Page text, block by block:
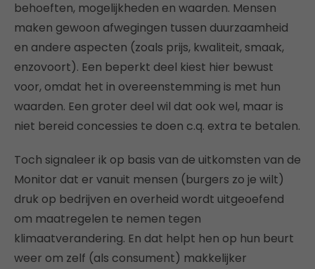
behoeften, mogelijkheden en waarden. Mensen
maken gewoon afwegingen tussen duurzaamheid
en andere aspecten (zoals prijs, kwaliteit, smaak,
enzovoort). Een beperkt deel kiest hier bewust
voor, omdat het in overeenstemming is met hun
waarden. Een groter deel wil dat ook wel, maar is
niet bereid concessies te doen c.q. extra te betalen.
Toch signaleer ik op basis van de uitkomsten van de
Monitor dat er vanuit mensen (burgers zo je wilt)
druk op bedrijven en overheid wordt uitgeoefend
om maatregelen te nemen tegen
klimaatverandering. En dat helpt hen op hun beurt
weer om zelf (als consument) makkelijker